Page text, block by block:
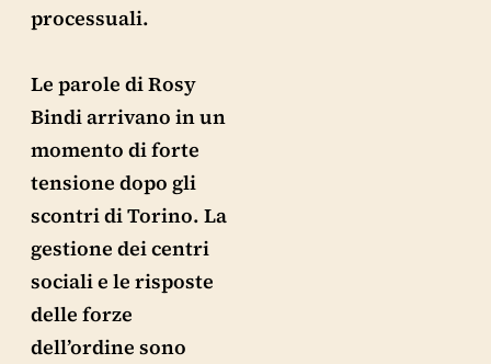
processuali.
Le parole di Rosy
Bindi arrivano in un
momento di forte
tensione dopo gli
scontri di Torino. La
gestione dei centri
sociali e le risposte
delle forze
dell’ordine sono